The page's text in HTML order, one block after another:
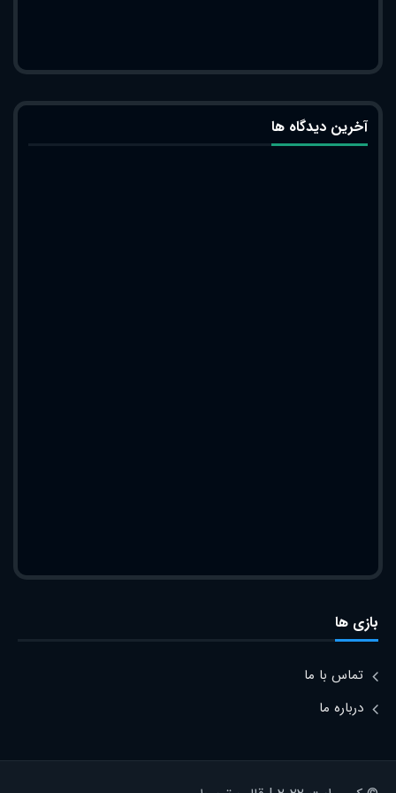
آخرین دیدگاه ها
بازی ها
تماس با ما
درباره ما